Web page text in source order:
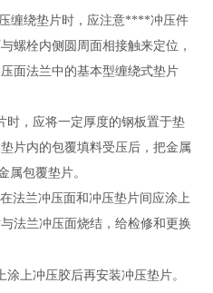
缠绕垫片时，应注意****冲压件
螺栓内侧圆周面相接触来定位，
面法兰中的基本型缠绕式垫片
时，应将一定厚度的钢板置于垫
片内的包覆填料受压后，把金属
属包覆垫片。
法兰冲压面和冲压垫片间应涂上
法兰冲压面烧结，给检修和更换
上冲压胶后再安装冲压垫片。